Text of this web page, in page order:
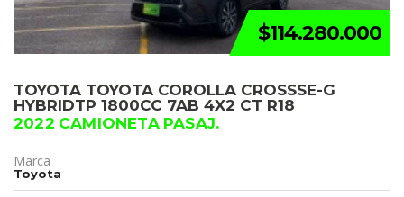
$114.280.000
TOYOTA TOYOTA COROLLA CROSSSE-G
HYBRIDTP 1800CC 7AB 4X2 CT R18
2022 CAMIONETA PASAJ.
Marca
Toyota